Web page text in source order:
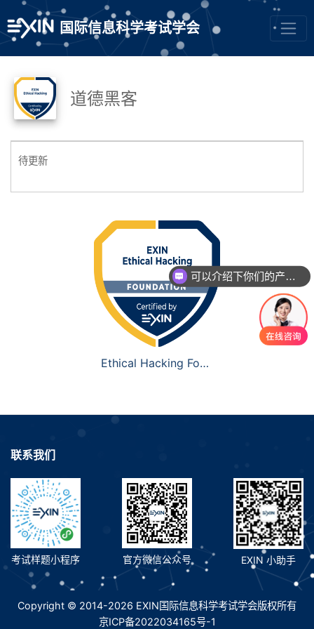
国际信息科学考试学会
道德黑客
待更新
Ethical Hacking Foundation
联系我们
考试样题小程序 官方微信公众号 EXIN 小助手
Copyright © 2014-2026 EXIN国际信息科学考试学会版权所有
京ICP备2022034165号-1
可以介绍下你们的产品么？